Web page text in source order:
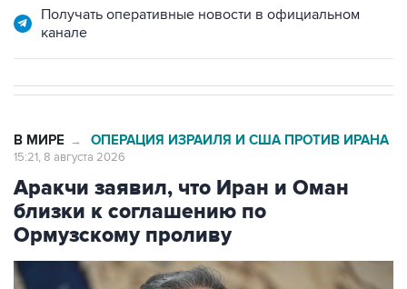
Аракчи заявил, что Иран и Оман
близки к соглашению по
Ормузскому проливу